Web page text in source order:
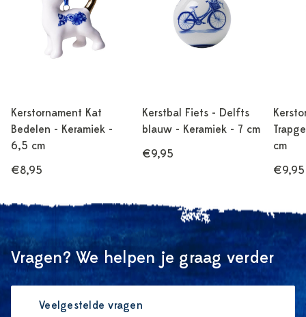
Kerstornament Kat
Bedelen - Keramiek -
6,5 cm
€8,95
Kerstbal Fiets - Delfts
blauw - Keramiek - 7 cm
€9,95
cm
€9,95
Vragen? We helpen je graag verder
Veelgestelde vragen